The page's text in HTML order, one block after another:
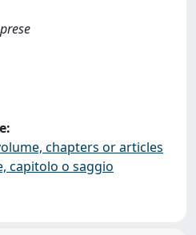
chapters or articles
capitolo o saggio